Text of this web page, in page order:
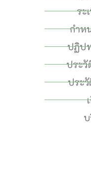
ระ
กำห
ปฏิป
ประ
ประ